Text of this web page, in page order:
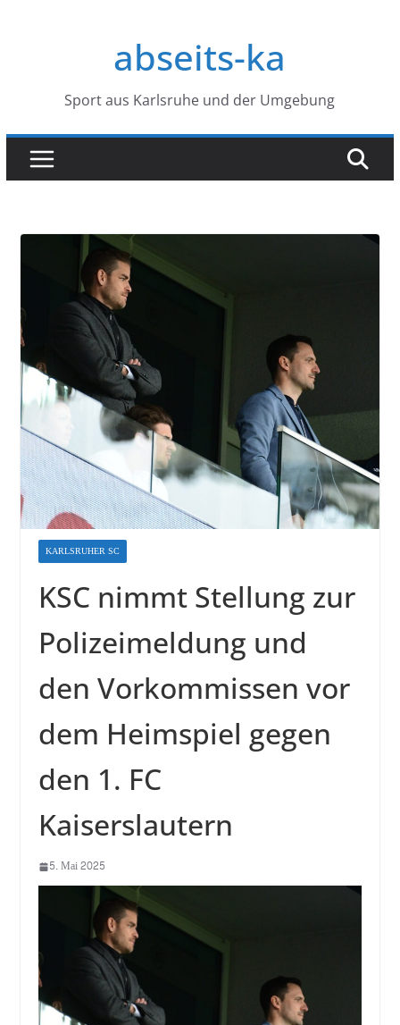
abseits-ka
Sport aus Karlsruhe und der Umgebung
KARLSRUHER SC
KSC nimmt Stellung zur
Polizeimeldung und
den Vorkommissen vor
dem Heimspiel gegen
den 1. FC
Kaiserslautern
5. Mai 2025